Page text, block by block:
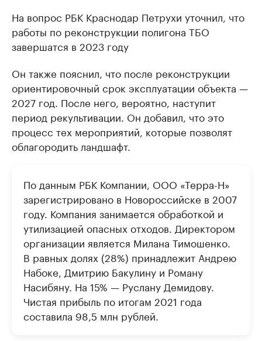
На вопрос РБК Краснодар Петрухи уточнил, что
работы по реконструкции полигона ТБО
завершатся в 2023 году
Он также пояснил, что после реконструкции
ориентировочный срок эксплуатации объекта —
2027 год. После него, вероятно, наступит
период рекультивации. Он добавил, что это
процесс тех мероприятий, которые позволят
облагородить ландшафт.
По данным РБК Компании, ООО «Терра-Н»
зарегистрировано в Новороссийске в 2007
году. Компания занимается обработкой и
утилизацией опасных отходов. Директором
организации является Милана Тимошенко.
В равных долях (28%) принадлежит Андрею
Набоке, Дмитрию Бакулину и Роману
Насибяну. На 15% — Руслану Демидову.
Чистая прибыль по итогам 2021 года
составила 98,5 млн рублей.